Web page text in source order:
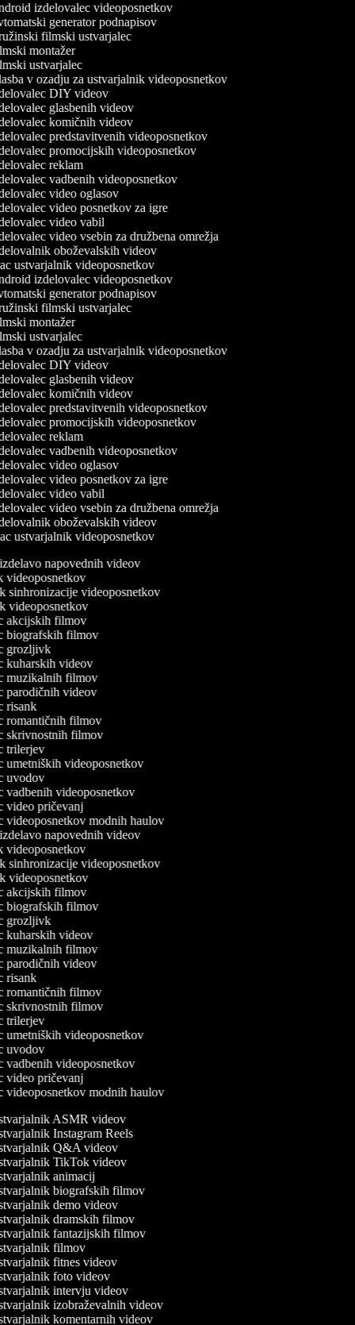
izdelovalec videoposnetkov
generator podnapisov
filmski ustvarjalec
montažer
ustvarjalec
v ozadju za ustvarjalnik videoposnetkov
DIY videov
glasbenih videov
komičnih videov
predstavitvenih videoposnetkov
promocijskih videoposnetkov
reklam
vadbenih videoposnetkov
video oglasov
video posnetkov za igre
video vabil
video vsebin za družbena omrežja
oboževalskih videov
ustvarjalnik videoposnetkov
izdelovalec videoposnetkov
generator podnapisov
filmski ustvarjalec
montažer
ustvarjalec
v ozadju za ustvarjalnik videoposnetkov
DIY videov
glasbenih videov
komičnih videov
predstavitvenih videoposnetkov
promocijskih videoposnetkov
reklam
vadbenih videoposnetkov
video oglasov
video posnetkov za igre
video vabil
video vsebin za družbena omrežja
oboževalskih videov
ustvarjalnik videoposnetkov
izdelavo napovednih videov
videoposnetkov
sinhronizacije videoposnetkov
videoposnetkov
akcijskih filmov
biografskih filmov
grozljivk
kuharskih videov
muzikalnih filmov
parodičnih videov
risank
romantičnih filmov
skrivnostnih filmov
trilerjev
umetniških videoposnetkov
uvodov
vadbenih videoposnetkov
video pričevanj
videoposnetkov modnih haulov
izdelavo napovednih videov
videoposnetkov
sinhronizacije videoposnetkov
videoposnetkov
akcijskih filmov
biografskih filmov
grozljivk
kuharskih videov
muzikalnih filmov
parodičnih videov
risank
romantičnih filmov
skrivnostnih filmov
trilerjev
umetniških videoposnetkov
uvodov
vadbenih videoposnetkov
video pričevanj
videoposnetkov modnih haulov
ASMR videov
Instagram Reels
Q&A videov
TikTok videov
animacij
biografskih filmov
demo videov
dramskih filmov
fantazijskih filmov
filmov
fitnes videov
foto videov
intervju videov
izobraževalnih videov
komentarnih videov